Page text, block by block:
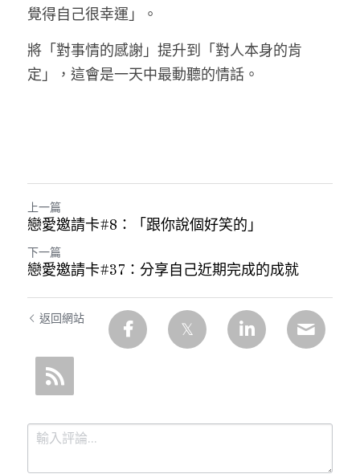
覺得自己很幸運」。
將「對事情的感謝」提升到「對人本身的肯
定」，這會是一天中最動聽的情話。
上一篇
戀愛邀請卡#8：「跟你說個好笑的」
下一篇
戀愛邀請卡#37：分享自己近期完成的成就
返回網站